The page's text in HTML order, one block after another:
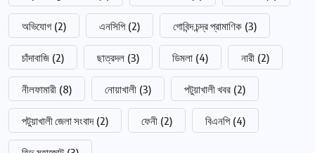
অভিযোগ (2) এনসিপি (2) গোবিন্দ চন্দ্র প্রামাণিক (3)
চাঁদাবাজি (2) ছাত্রদল (3) ডিমলা (4) নারী (2)
নীলফামারী (8) নোয়াখালী (3) পটুয়াখালী খবর (2)
পটুয়াখালী জেলা সংবাদ (2) ফেনী (2) বিএনপি (4)